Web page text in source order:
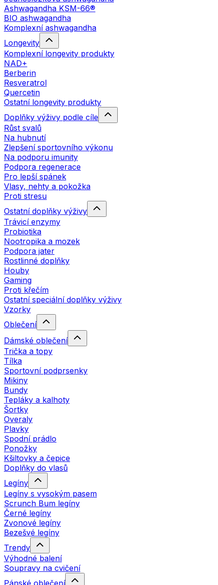
Ashwagandha KSM-66®
BIO ashwagandha
Komplexní ashwagandha
Longevity
Komplexní longevity produkty
NAD+
Berberin
Resveratrol
Quercetin
Ostatní longevity produkty
Doplňky výživy podle cíle
Růst svalů
Na hubnutí
Zlepšení sportovního výkonu
Na podporu imunity
Podpora regenerace
Pro lepší spánek
Vlasy, nehty a pokožka
Proti stresu
Ostatní doplňky výživy
Trávicí enzymy
Probiotika
Nootropika a mozek
Podpora jater
Rostlinné doplňky
Houby
Gaming
Proti křečím
Ostatní speciální doplňky výživy
Vzorky
Oblečení
Dámské oblečení
Trička a topy
Tílka
Sportovní podprsenky
Mikiny
Bundy
Tepláky a kalhoty
Šortky
Overaly
Plavky
Spodní prádlo
Ponožky
Kšiltovky a čepice
Doplňky do vlasů
Legíny
Legíny s vysokým pasem
Scrunch Bum legíny
Černé legíny
Zvonové legíny
Bezešvé legíny
Trendy
Výhodné balení
Soupravy na cvičení